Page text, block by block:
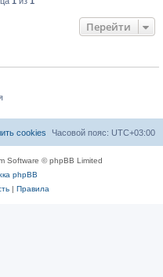
Перейти
Часовой пояс: UTC+03:00
cookies
Software © phpBB Limited
phpBB
| Правила